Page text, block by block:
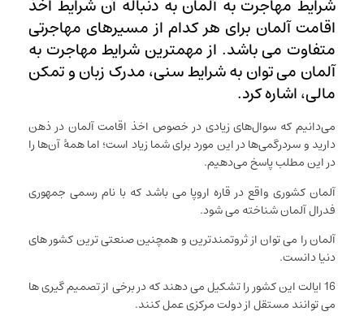
شرایط مهاجرت به آلمان به دنباله آن شرایط اخذ
اقامت آلمان برای هر کدام از مسیرهای مهاجرتی
متفاوت می باشد. از مهمترین شرایط مهاجرت به
آلمان می توان به شرایط سنی، مدرک زبان و تمکن
مالی، اشاره کرد.
می‌دانیم که سوال‌های زیادی در خصوص اخذ اقامت آلمان در ذهن
دارید و سردرگمی‌ها در این مورد برای شما زیاد است؛ اما همۀ آن‌ها را
در این مطلب پاسخ می‌دهیم.
آلمان کشوری واقع در قاره اروپا می باشد که با نام رسمی جمهوری
فدرال آلمان شناخته می شود.
آلمان را می توان از ثروتمندترین و همچنین صنعتی ترین کشور های
دنیا دانست.
16 ایالت این کشور را تشکیل می دهند که در برخی از تصمیم گیری ها
می توانند مستقل از دولت مرکزی عمل کنند.